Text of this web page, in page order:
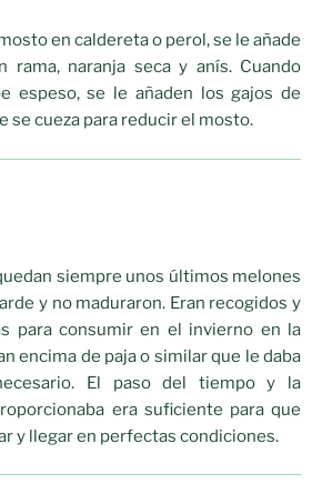
en caldereta o perol, se le añade
rama, naranja seca y anís. Cuando
espeso, se le añaden los gajos de
se cueza para reducir el mosto.
siempre unos últimos melones
y no maduraron. Eran recogidos y
para consumir en el invierno en la
encima de paja o similar que le daba
El paso del tiempo y la
era suficiente para que
y llegar en perfectas condiciones.